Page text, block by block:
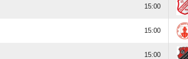


